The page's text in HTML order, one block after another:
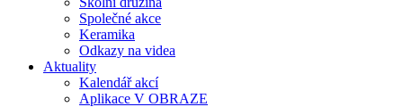
Společné akce
Keramika
Odkazy na videa
Aktuality
Kalendář akcí
Aplikace V OBRAZE